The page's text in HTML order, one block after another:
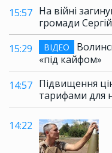
15:57 На війні
громади
15:29
ВІДЕО
«під кайфом»
14:57 Підвищення
тарифами для
14:22